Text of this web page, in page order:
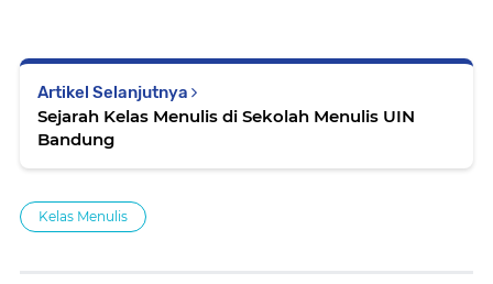
Artikel Selanjutnya
Sejarah Kelas Menulis di Sekolah Menulis UIN
Bandung
Kelas Menulis